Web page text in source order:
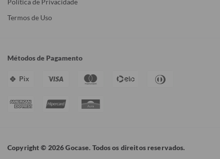
Política de Privacidade
Termos de Uso
Métodos de Pagamento
Pix
Copyright © 2026 Gocase. Todos os direitos reservados.